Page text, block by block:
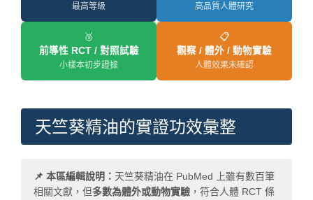
最高等級 高品質人體研究
🥉
前導性 RCT / 對照試驗
小樣本初步證據
📋
觀察 / 體外 / 動物實驗
人體效果未確認
天竺葵精油的實證功效彙整
📌 本區編輯說明： 天竺葵精油在 PubMed 上雖有數百筆
相關文獻，但多數為體外或動物實驗 ，符合人體 RCT 條